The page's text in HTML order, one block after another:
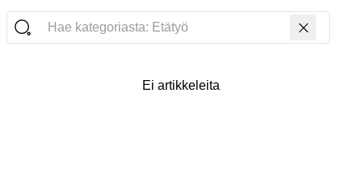
Hae kategoriasta: Etätyö
Ei artikkeleita